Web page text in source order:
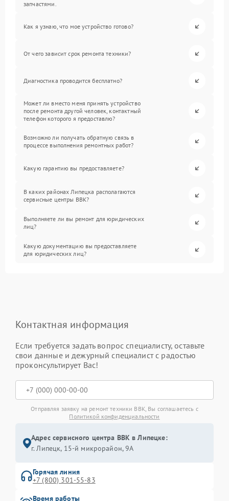
запчастями.
Как я узнаю, что мое устройство готово?
От чего зависит срок ремонта техники?
Диагностика проводится бесплатно?
Может ли вместо меня принять устройство
после ремонта другой человек, контактный
телефон которого я предоставлю?
Возможно ли получать обратную связь в
процессе выполнения ремонтных работ?
Какую гарантию вы предоставляете?
В каких районах Липецка располагаются
сервисные центры BBK?
Выполняете ли вы ремонт для юридических
лиц?
Какую документацию вы предоставляете
для юридических лиц?
Контактная информация
Если требуется задать вопрос специалисту, оставьте
свои данные и дежурный специалист с радостью
проконсультирует Вас!
Отправляя заявку на ремонт техники BBK, Вы соглашаетесь с
Политикой конфиденциальности
Адрес сервисного центра BBK в Липецке:
г. Липецк, 15-й микрорайон, 9А
Горячая линия
+7 (800) 301-55-83
Время работы